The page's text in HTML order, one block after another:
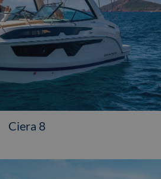
Ciera 8